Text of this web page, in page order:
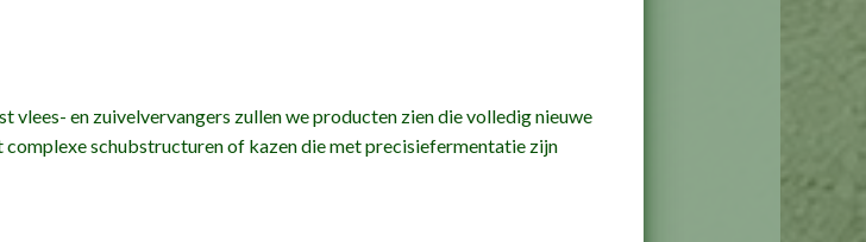
vlees- en zuivelvervangers zullen we producten zien die volledig nieuwe
schubstructuren of kazen die met precisiefermentatie zijn